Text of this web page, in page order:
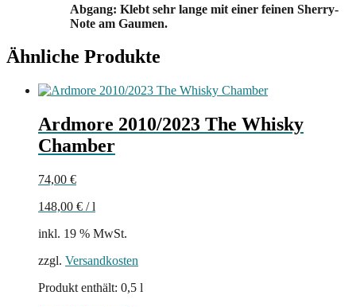
Abgang: Klebt sehr lange mit einer feinen Sherry-
Note am Gaumen.
Ähnliche Produkte
Ardmore 2010/2023 The Whisky
Chamber
74,00 €
148,00 € /l
inkl. 19 % MwSt.
zzgl. Versandkosten
Produkt enthält: 0,5 l